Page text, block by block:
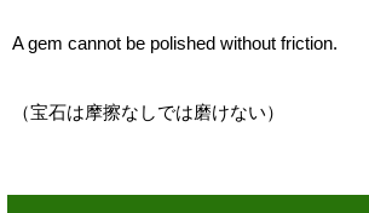
A gem cannot be polished without friction.
（宝石は摩擦なしでは磨けない）